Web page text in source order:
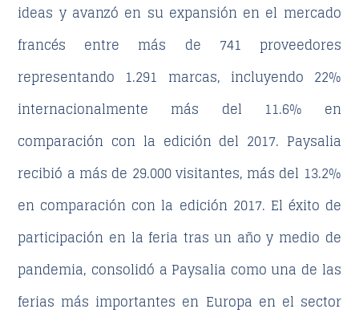
ideas y avanzó en su expansión en el mercado
francés entre más de 741 proveedores
representando 1.291 marcas, incluyendo 22%
internacionalmente más del 11.6% en
comparación con la edición del 2017. Paysalia
recibió a más de 29.000 visitantes, más del 13.2%
en comparación con la edición 2017. El éxito de
participación en la feria tras un año y medio de
pandemia, consolidó a Paysalia como una de las
ferias más importantes en Europa en el sector